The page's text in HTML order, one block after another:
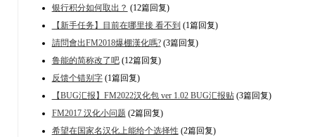
银行积分如何取出？ (12篇回复)
【新手任务】目前在哪里接 看不到 (1篇回复)
請問會出FM2018爆棚漢化嗎?(3篇回复)
鲁能的简称改了吧(12篇回复)
反馈个错别字(1篇回复)
【BUG汇报】FM2022汉化包 ver 1.02 BUG汇报贴(3篇回复)
FM2017 汉化小问题 (2篇回复)
希望在国家名汉化上能给个选择性 (2篇回复)